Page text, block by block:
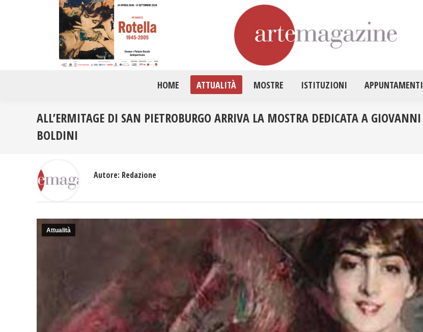
HOME ATTUALITÀ MOSTRE ISTITUZIONI APPUNTAMENTI
ALL’ERMITAGE DI SAN PIETROBURGO ARRIVA LA MOSTRA DEDICATA A GIOVANNI
BOLDINI
Attualità
Autore: Redazione
HOME